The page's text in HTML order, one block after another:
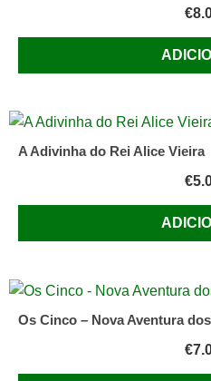
€
A Adivinha do Rei Alice Vieira
€
Os Cinco – Nova Aventura
€